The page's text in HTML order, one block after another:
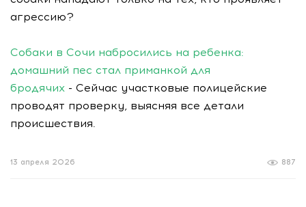
агрессию?
Собаки в Сочи набросились на ребенка:
домашний пес стал приманкой для
бродячих - Сейчас участковые полицейские
проводят проверку, выясняя все детали
происшествия.
887
13 апреля 2026